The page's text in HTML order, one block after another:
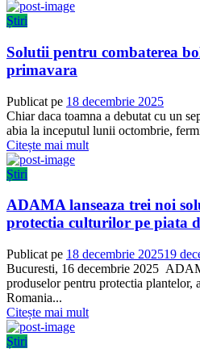
Știri
Solutii pentru combaterea
primavara
Publicat pe 18 decembrie 2025
Chiar daca toamna a debutat cu un
abia la inceputul lunii octombrie,
Citește mai mult
Știri
ADAMA lanseaza trei noi
protectia culturilor pe piata
Publicat pe 18 decembrie 202519
Bucuresti, 16 decembrie 2025
produselor pentru protectia plantelor,
Romania...
Citește mai mult
Știri